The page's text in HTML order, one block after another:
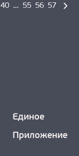
40 … 55 56 57
Единое
Приложение